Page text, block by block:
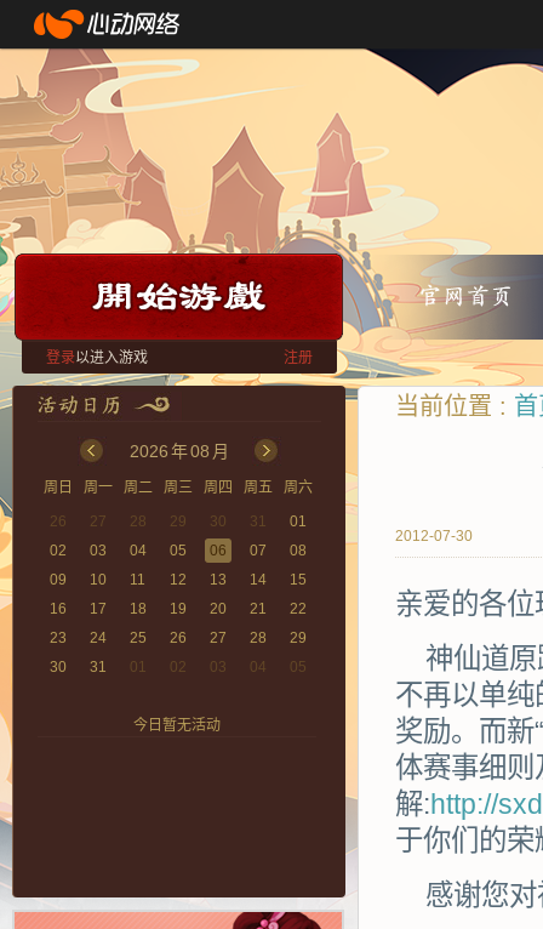
登录以进入游戏 注册
2026年08 月
周日 周一 周二 周三 周四 周五
周六
26
27 28 29 30 31
01
02
03 04 05 06 07
08
09
10 11 12 13 14
15
16
17 18 19 20 21
22
23
24 25 26 27 28
29
30
31 01 02 03 04 05
今日暂无活动
当前位置 :
2012-07-30
亲爱的各位
神仙道
不再以单
奖励。而新
体赛事细
解:http://
于你们的荣
感谢您